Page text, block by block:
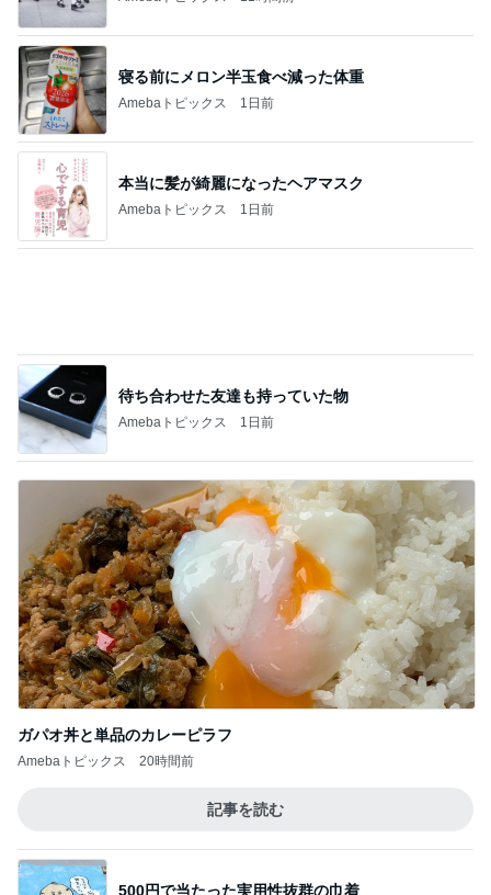
上原さくら AIの食事採点で93点
Amebaトピックス 1日前
メンバーに褒められた涙袋のメイク
Amebaトピックス 12時間前
優しくするより塩を刷り込む夫
Amebaトピックス 9時間前
縁取りが可愛い2種類のハンドタオル
Amebaトピックス 1日前
記事を読む
小麦粉を欲しがる夫の禁断症状